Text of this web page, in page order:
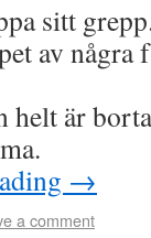
sitt
av några
är
→
a comment